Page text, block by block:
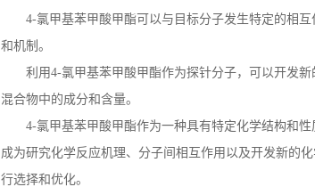
4-氯甲基苯甲酸甲酯可以与目标分子发生特定的相
和机制。
利用4-氯甲基苯甲酸甲酯作为探针分子，可以开发
混合物中的成分和含量。
4-氯甲基苯甲酸甲酯作为一种具有特定化学结构和
成为研究化学反应机理、分子间相互作用以及开发新的
行选择和优化。